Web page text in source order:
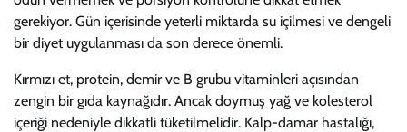
gerekiyor. Gün içerisinde yeterli miktarda su içilmesi ve dengeli
bir diyet uygulanması da son derece önemli.
Kırmızı et, protein, demir ve B grubu vitaminleri açısından
zengin bir gıda kaynağıdır. Ancak doymuş yağ ve kolesterol
içeriği nedeniyle dikkatli tüketilmelidir. Kalp-damar hastalığı,